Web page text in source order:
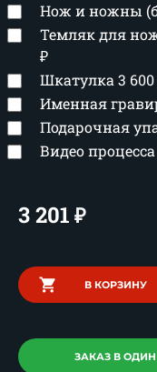
Нож и ножны
Темляк для
₽
Шкатулка 3 600
Именная
Подарочная
Видео
3 201 ₽
В КОРЗИНУ
ЗАКАЗ В